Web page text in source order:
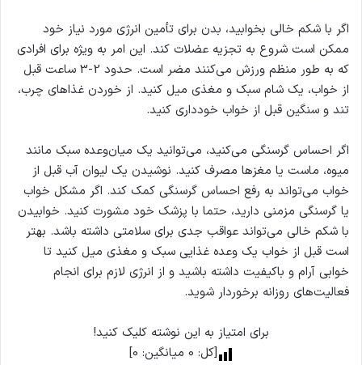
اگر با شکم خالی بخوابید، بدن برای تأمین انرژی مورد نیاز خود
ممکن است شروع به تجزیه عضلات کند. این امر به ویژه برای افرادی
که به طور منظم ورزش می‌کنند مضر است. حدود 2-3 ساعت قبل
از خواب، یک شام سبک و مغذی میل کنید. از خوردن غذاهای چرب،
تند و سنگین قبل از خواب خودداری کنید.
اگر احساس گرسنگی می‌کنید، می‌توانید یک میان‌وعده سبک مانند
میوه، ماست یا مغزها مصرف کنید. نوشیدن یک لیوان آب قبل از
خواب می‌تواند به رفع احساس گرسنگی کمک کند. اگر مشکل خواب
یا گرسنگی مزمنی دارید، حتما با پزشک خود مشورت کنید. خوابیدن
با شکم خالی می‌تواند عواقب جدی برای سلامتی داشته باشد. بهتر
است قبل از خواب یک وعده غذایی سبک و مغذی میل کنید تا
خوابی آرام و باکیفیت داشته باشید و از انرژی لازم برای انجام
فعالیت‌های روزانه برخوردار شوید.
برای امتیاز به این نوشته کلیک کنید!
[کل: 0 میانگین: 0
]